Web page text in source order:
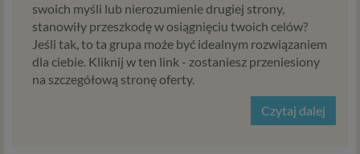
swoich myśli lub nierozumienie drugiej strony,
stanowiły przeszkodę w osiągnięciu twoich celów?
Jeśli tak, to ta grupa może być idealnym rozwiązaniem
dla ciebie. Kliknij w ten link - zostaniesz przeniesiony
na szczegółową stronę oferty.
Czytaj dalej